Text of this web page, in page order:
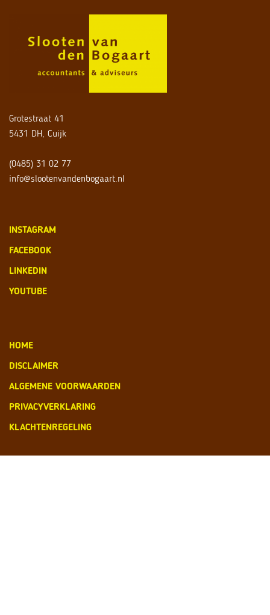
Grotestraat 41
5431 DH, Cuijk
(0485) 31 02 77
info@slootenvandenbogaart.nl
INSTAGRAM
FACEBOOK
LINKEDIN
YOUTUBE
HOME
DISCLAIMER
ALGEMENE VOORWAARDEN
PRIVACYVERKLARING
KLACHTENREGELING